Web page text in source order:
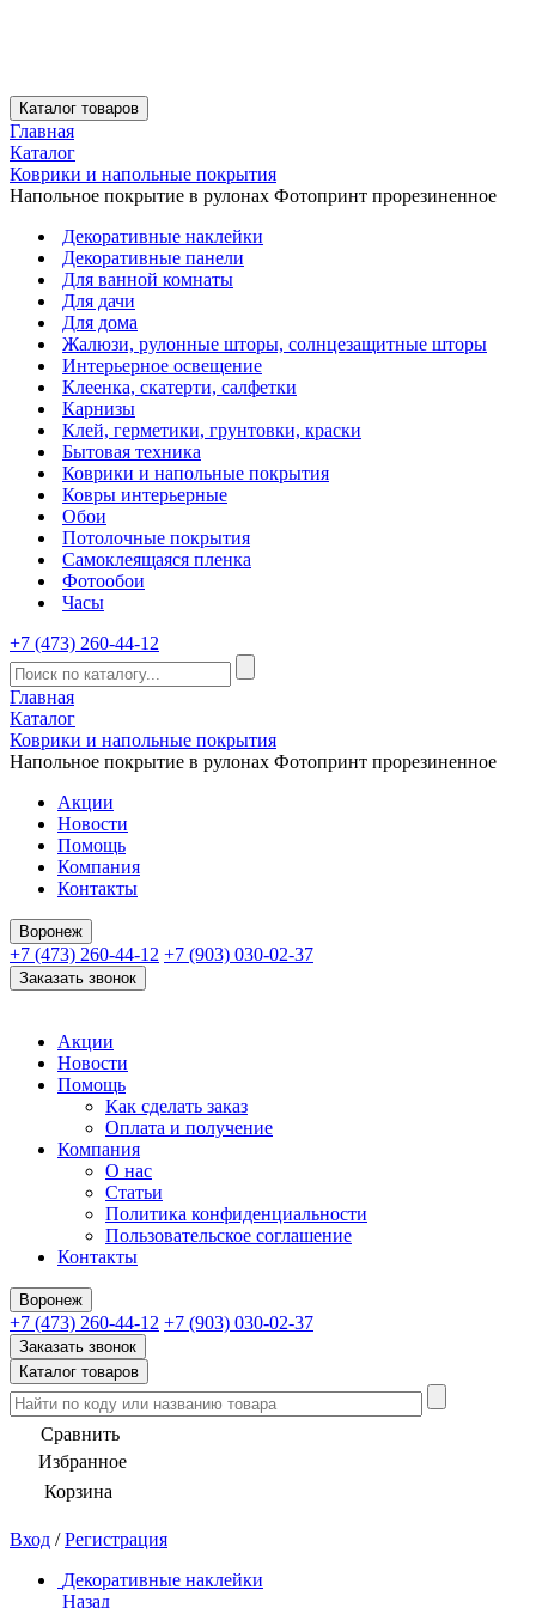
Каталог товаров
Главная
Каталог
Коврики и напольные покрытия
Напольное покрытие в рулонах Фотопринт прорезиненное
Декоративные наклейки
Декоративные панели
Для ванной комнаты
Для дачи
Для дома
Жалюзи, рулонные шторы, солнцезащитные шторы
Интерьерное освещение
Клеенка, скатерти, салфетки
Карнизы
Клей, герметики, грунтовки, краски
Бытовая техника
Коврики и напольные покрытия
Ковры интерьерные
Обои
Потолочные покрытия
Самоклеящаяся пленка
Фотообои
Часы
+7 (473) 260-44-12
Главная
Каталог
Коврики и напольные покрытия
Напольное покрытие в рулонах Фотопринт прорезиненное
Акции
Новости
Помощь
Компания
Контакты
Воронеж
+7 (473) 260-44-12 +7 (903) 030-02-37
Заказать звонок
Акции
Новости
Помощь
Как сделать заказ
Оплата и получение
Компания
О нас
Статьи
Политика конфиденциальности
Пользовательское соглашение
Контакты
Воронеж
+7 (473) 260-44-12 +7 (903) 030-02-37
Заказать звонок
Каталог товаров
Сравнить
Избранное
Корзина
Вход / Регистрация
Декоративные наклейки
Назад